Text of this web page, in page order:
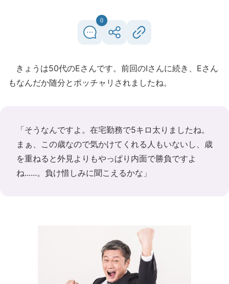
0
きょうは50代のEさんです。前回のIさんに続き、Eさん
もなんだか随分とポッチャリされましたね。
「そうなんですよ。在宅勤務で5キロ太りましたね。
まぁ、この歳なので気かけてくれる人もいないし、歳
を重ねると外見よりもやっぱり内面で勝負ですよ
ね......。負け惜しみに聞こえるかな」